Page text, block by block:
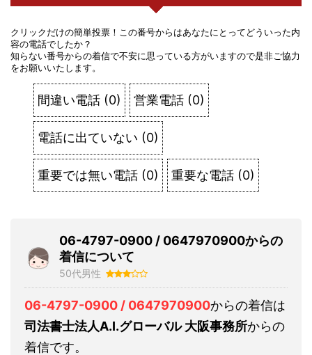
クリックだけの簡単投票！この番号からはあなたにとってどういった内
容の電話でしたか？
知らない番号からの着信で不安に思っている方がいますので是非ご協力
をお願いいたします。
間違い電話 (0) 営業電話 (0)
電話に出ていない (0)
重要では無い電話 (0) 重要な電話 (0)
06-4797-0900 / 0647970900からの
着信について
50代男性
06-4797-0900 / 0647970900からの着信は
司法書士法人A.I.グローバル 大阪事務所からの
着信です。